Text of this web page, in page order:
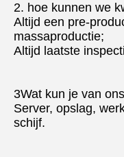
2. hoe kunnen we
Altijd een pre-
massaproductie;
Altijd laatste
3Wat kun je van
Server, opslag,
schijf.